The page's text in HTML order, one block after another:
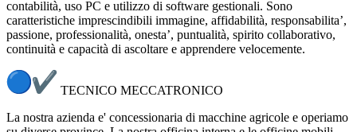
contabilità, uso PC e utilizzo di software gestionali. Sono
caratteristiche imprescindibili immagine, affidabilità, responsabilita’,
passione, professionalità, onesta’, puntualità, spirito collaborativo,
continuità e capacità di ascoltare e apprendere velocemente.
TECNICO MECCATRONICO
La nostra azienda e' concessionaria di macchine agricole e operiamo